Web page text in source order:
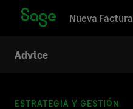
Nueva Factura
Advice
ESTRATEGIA Y GESTIÓN